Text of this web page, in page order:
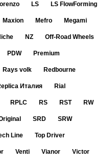
LS LS FlowForming
Maxion Mefro Megami
NZ Off-Road Wheels
PDW Premium
Rays volk Redbourne
Италия Rial
RPLC RS RST RW
SRD SRW
Line Top Driver
Venti Vianor Victor